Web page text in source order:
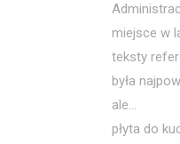
miejsce w
teksty
była
ale…
płyta do